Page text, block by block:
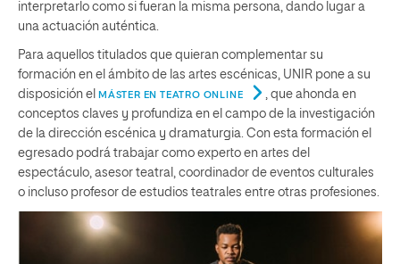
interpretarlo como si fueran la misma persona, dando lugar a
una actuación auténtica.
Para aquellos titulados que quieran complementar su
formación en el ámbito de las artes escénicas, UNIR pone a su
disposición el
MÁSTER EN TEATRO ONLINE
, que ahonda en
conceptos claves y profundiza en el campo de la investigación
de la dirección escénica y dramaturgia. Con esta formación el
egresado podrá trabajar como experto en artes del
espectáculo, asesor teatral, coordinador de eventos culturales
o incluso profesor de estudios teatrales entre otras profesiones.